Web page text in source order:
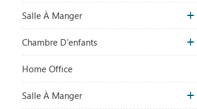
Salle À Manger
Chambre D'enfants
Home Office
Salle À Manger